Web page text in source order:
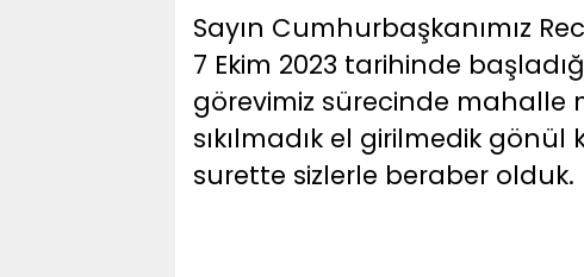
Sayın Cumhurbaşkanımız
7 Ekim 2023 tarihinde
görevimiz sürecinde mahalle
sıkılmadık el girilmedik
surette sizlerle beraber olduk.